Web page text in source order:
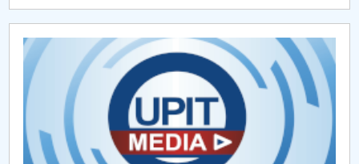
CAR2026
MENIU CANTINA
Hotărâri Senat din 11 ianuarie 2024
Hotărâri Senat din 27 iunie 2024